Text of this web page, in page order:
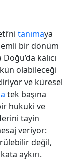
tanımaya
bir dönüm
kalıcı
olabileceği
ve küresel
tek başına
hukuki ve
tayin
veriyor:
değil,
aykırı.